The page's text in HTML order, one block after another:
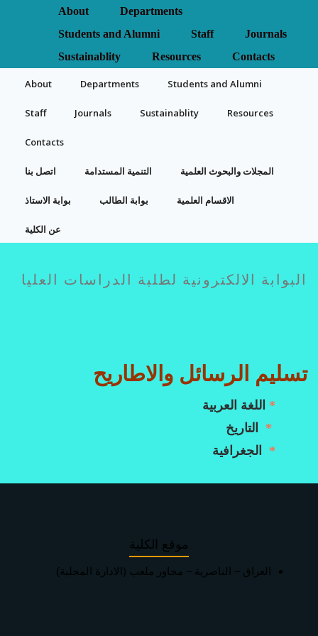
About
Departments
Students and Alumni
Staff
Journals
Sustainablity
Resources Contacts
About Departments Students and Alumni
Staff Journals Sustainablity Resources
Contacts
اتصل بنا التنمية المستدامة المجلات والبحوث العلمية
بوابة الاستاذ بوابة الطالب الاقسام العلمية
عن الكلية
البوابة الالكترونية لطلبة الدراسات العليا
تسليم الرسائل والاطاريح
* اللغة العربية
*
التاريخ
*
الجغرافية
موقع الكلية
العراق – الناصرية – مجاور ملعب (الادارة المحلية)